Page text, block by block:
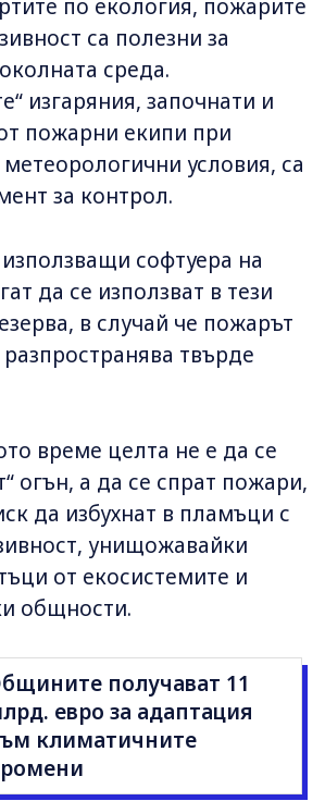
по екология, пожарите
са полезни за
среда.
изгаряния, започнати и
пожарни екипи при
условия, са
за контрол.
софтуера на
да се използват в тези
в случай че пожарът
твърде
време целта не е да се
огън, а да се спрат пожари,
да избухнат в пламъци с
унищожавайки
от екосистемите и
общности.
получават 11
евро за адаптация
климатичните